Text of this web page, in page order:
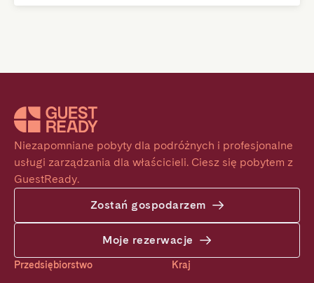
Niezapomniane pobyty dla podróżnych i profesjonalne
usługi zarządzania dla właścicieli. Ciesz się pobytem z
GuestReady.
Zostań gospodarzem
Moje rezerwacje
Przedsiębiorstwo Kraj